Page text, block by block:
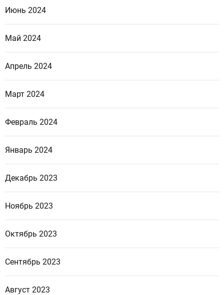
Июнь 2024
Май 2024
Апрель 2024
Март 2024
Февраль 2024
Январь 2024
Декабрь 2023
Ноябрь 2023
Октябрь 2023
Сентябрь 2023
Август 2023